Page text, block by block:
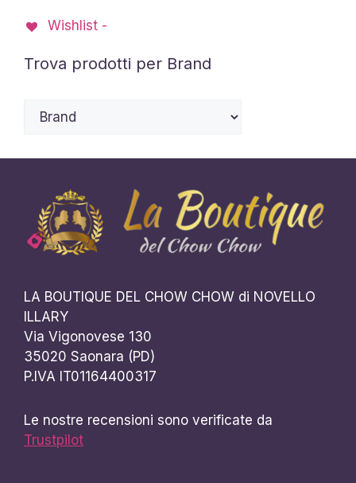
Wishlist -
Trova prodotti per Brand
LA BOUTIQUE DEL CHOW CHOW di NOVELLO
ILLARY
Via Vigonovese 130
35020 Saonara (PD)
P.IVA IT01164400317
Le nostre recensioni sono verificate da
Trustpilot